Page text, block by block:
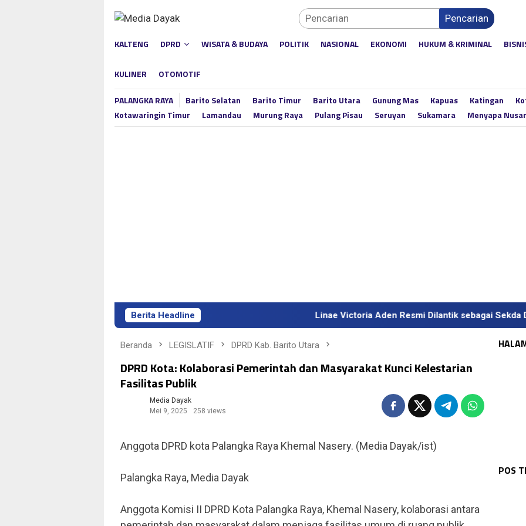
Pencarian
KALTENG DPRD WISATA & BUDAYA POLITIK NASIONAL EKONOMI HUKUM & KRIMINAL
KULINER OTOMOTIF
PALANGKA RAYA Barito Selatan Barito Timur Barito Utara Gunung Mas Kapuas Katingan
Kotawaringin Timur
Lamandau Murung Raya Pulang Pisau Seruyan Sukamara Menyapa
Berita Headline Linae Victoria Aden Resmi Dilantik sebagai Sekda Definitif
Beranda LEGISLATIF DPRD Kab. Barito Utara
DPRD Kota: Kolaborasi Pemerintah dan Masyarakat Kunci Kelestarian
Fasilitas Publik
Media Dayak
Mei 9, 2025
258 views
Anggota DPRD kota Palangka Raya Khemal Nasery. (Media Dayak/ist)
Palangka Raya, Media Dayak
Anggota Komisi II DPRD Kota Palangka Raya, Khemal Nasery, kolaborasi antara
POS
H